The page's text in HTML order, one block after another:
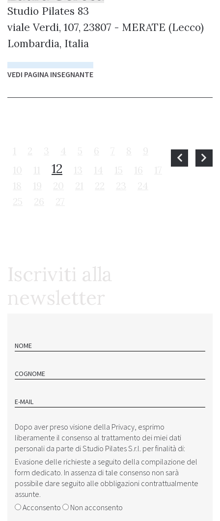
Studio Pilates 83
viale Verdi, 107, 23807 - MERATE (Lecco)
Lombardia, Italia
VEDI PAGINA INSEGNANTE
12
Iscriviti alla
newsletter
NOME
COGNOME
E-MAIL
Dopo aver preso visione della ‎‎ Privacy , esprimo
liberamente il consenso al trattamento dei miei dati
personali da parte di Studio Pilates S.r.l. per finalità di:
Evasione delle richieste a seguito della compilazione del
form dedicato. In assenza di tale consenso non sarà
possibile dare seguito alle obbligazioni contrattualmente
assunte.
Acconsento
Non acconsento